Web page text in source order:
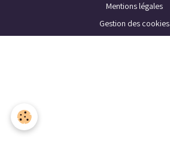
Mentions légales
Gestion des cookies